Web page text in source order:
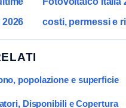
costi, permessi e
popolazione e superficie
Disponibili e Copertura